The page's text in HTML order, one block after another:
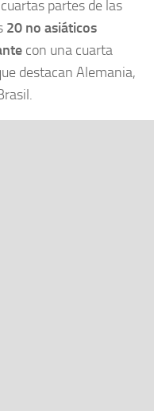
partes de las
20 no asiáticos
con una cuarta
destacan Alemania,